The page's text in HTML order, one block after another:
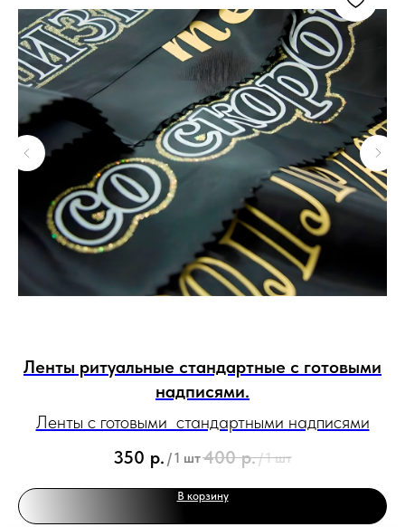
Ленты ритуальные стандартные с готовыми
надписями.
Ленты с готовыми стандартными надписями
350 р. /1 шт400 р./1 шт
В корзину